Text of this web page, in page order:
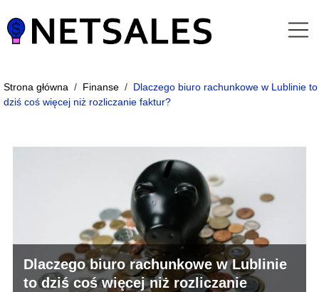
Strona główna / Finanse / Dlaczego biuro rachunkowe w Lublinie to
dziś coś więcej niż rozliczanie faktur?
Dlaczego biuro rachunkowe w Lublinie
to dziś coś więcej niż rozliczanie